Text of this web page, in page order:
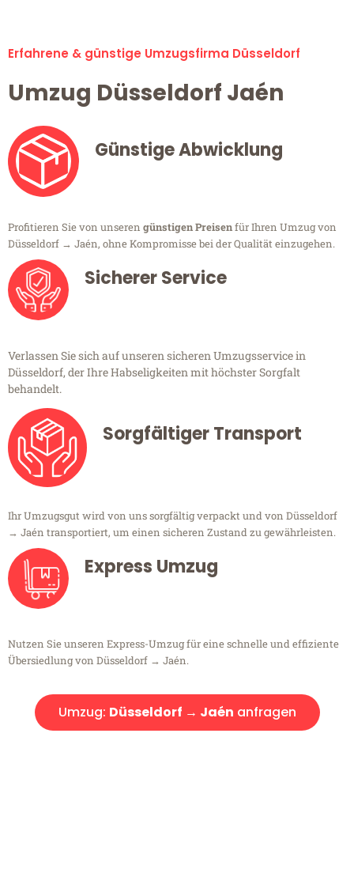
Erfahrene & günstige Umzugsfirma Düsseldorf
Umzug Düsseldorf Jaén
Günstige Abwicklung
Profitieren Sie von unseren günstigen Preisenfür Ihren Umzug von
Düsseldorf → Jaén, ohne Kompromisse bei der Qualität einzugehen.
Sicherer Service
Verlassen Sie sich auf unseren sicheren Umzugsservice in
Düsseldorf, der Ihre Habseligkeiten mit höchster Sorgfalt
behandelt.
Sorgfältiger Transport
Ihr Umzugsgut wird von uns sorgfältig verpackt und von Düsseldorf
→ Jaén transportiert, um einen sicheren Zustand zu gewährleisten.
Express Umzug
Nutzen Sie unseren Express-Umzug für eine schnelle und effiziente
Übersiedlung von Düsseldorf → Jaén.
Umzug: Düsseldorf → Jaén anfragen